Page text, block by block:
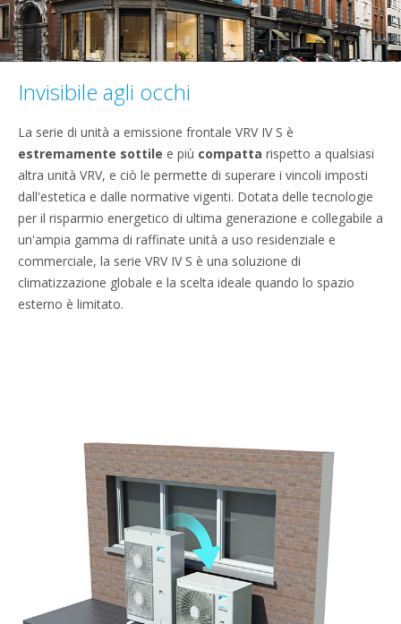
Invisibile agli occhi
La serie di unità a emissione frontale VRV IV S è
estremamente sottile e più compatta rispetto a qualsiasi
altra unità VRV, e ciò le permette di superare i vincoli imposti
dall'estetica e dalle normative vigenti. Dotata delle tecnologie
per il risparmio energetico di ultima generazione e collegabile a
un'ampia gamma di raffinate unità a uso residenziale e
commerciale, la serie VRV IV S è una soluzione di
climatizzazione globale e la scelta ideale quando lo spazio
esterno è limitato.